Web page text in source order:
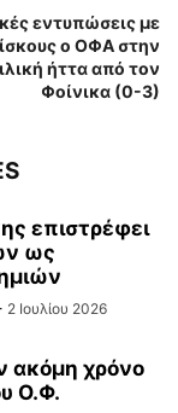
εντυπώσεις με
ο ΟΦΑ στην
ήττα από τον
Φοίνικα (0-3)
επιστρέφει
ως
2 Ιουλίου 2026
ακόμη χρόνο
Ο.Φ.